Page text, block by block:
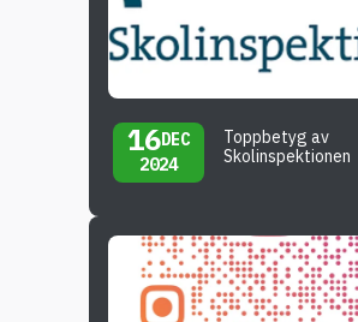
16DEC
2024
Toppbetyg av
Skolinspektionen